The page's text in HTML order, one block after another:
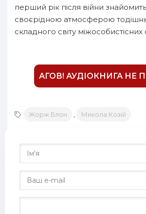
15
16
23
24
25
26
перший рік після війни знайомить
своєрідною атмосферою
складного світу міжособистісних
АГОВ! АУДІОКНИГА НЕ
Жорж Блон Микола Козій